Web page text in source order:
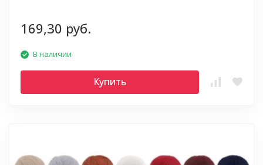
169,30 руб.
В наличии
Купить